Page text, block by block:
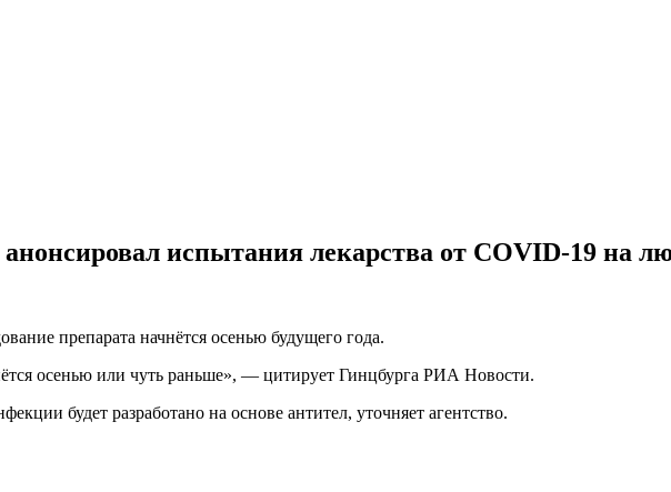
испытания лекарства от COVID-19 на
препарата начнётся осенью будущего года.
осенью или чуть раньше», — цитирует Гинцбурга РИА Новости.
будет разработано на основе антител, уточняет агентство.